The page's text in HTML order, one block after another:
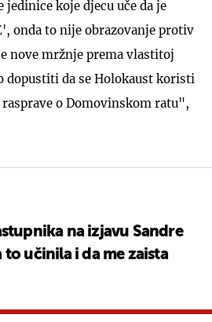
jedinice koje djecu uče da je
onda to nije obrazovanje protiv
nove mržnje prema vlastitoj
dopustiti da se Holokaust koristi
rasprave o Domovinskom ratu",
na izjavu Sandre
to učinila i da me zaista